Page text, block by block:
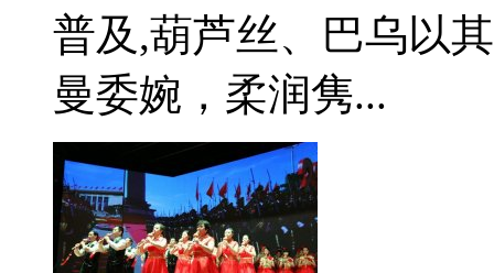
普及,葫芦丝、巴乌以
曼委婉，柔润隽...